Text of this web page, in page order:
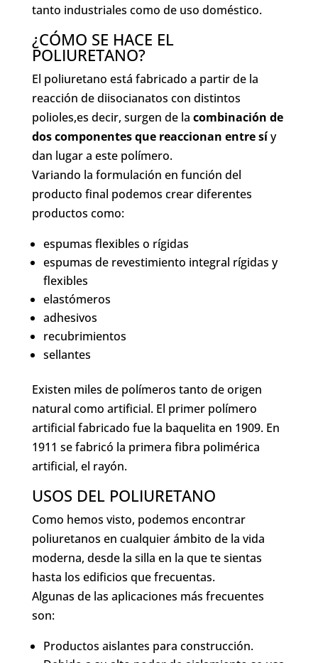
tanto industriales como de uso doméstico.
¿CÓMO SE HACE EL
POLIURETANO?
El poliuretano está fabricado a partir de la
reacción de diisocianatos con distintos
polioles,es decir, surgen de la combinación de
dos componentes que reaccionan entre síy
dan lugar a este polímero.
Variando la formulación en función del
producto final podemos crear diferentes
productos como:
espumas flexibles o rígidas
espumas de revestimiento integral rígidas y
flexibles
elastómeros
adhesivos
recubrimientos
sellantes
Existen miles de polímeros tanto de origen
natural como artificial. El primer polímero
artificial fabricado fue la baquelita en 1909. En
1911 se fabricó la primera fibra polimérica
artificial, el rayón.
USOS DEL POLIURETANO
Como hemos visto, podemos encontrar
poliuretanos en cualquier ámbito de la vida
moderna, desde la silla en la que te sientas
hasta los edificios que frecuentas.
Algunas de las aplicaciones más frecuentes
son:
Productos aislantes para construcción.